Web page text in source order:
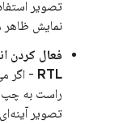
تصویر
نمایش
فعال کردن
RTL - اگر
راست به چپ
تصویر